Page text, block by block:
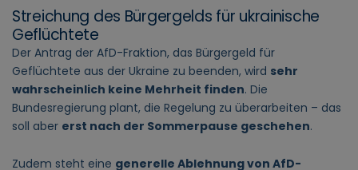
Streichung des Bürgergelds für ukrainische
Geflüchtete
Der Antrag der AfD-Fraktion, das Bürgergeld für
Geflüchtete aus der Ukraine zu beenden, wird sehr
wahrscheinlich keine Mehrheit finden. Die
Bundesregierung plant, die Regelung zu überarbeiten – das
soll aber erst nach der Sommerpause geschehen.
Zudem steht eine generelle Ablehnung von AfD-